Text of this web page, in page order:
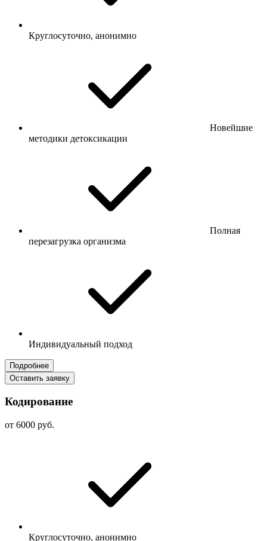
Круглосуточно, анонимно
Новейшие
методики детоксикации
Полная
перезагрузка организма
Индивидуальный подход
Подробнее
Оставить заявку
Кодирование
от 6000 руб.
Круглосуточно, анонимно